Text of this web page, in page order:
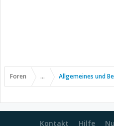
Foren ... Allgemeines und
Kontakt Hilfe